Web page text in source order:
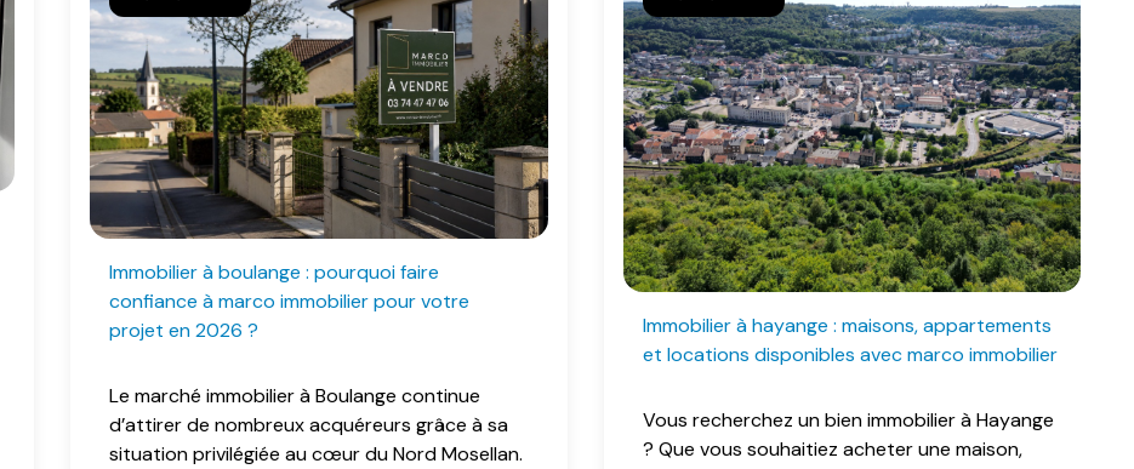
immobilier à boulange : pourquoi faire
confiance à marco immobilier pour votre
projet en 2026 ?
Le marché immobilier à Boulange continue
d’attirer de nombreux acquéreurs grâce à sa
situation privilégiée au cœur du Nord Mosellan.
immobilier à hayange : maisons, appartements
et locations disponibles avec marco immobilier
Vous recherchez un bien immobilier à Hayange
? Que vous souhaitiez acheter une maison,